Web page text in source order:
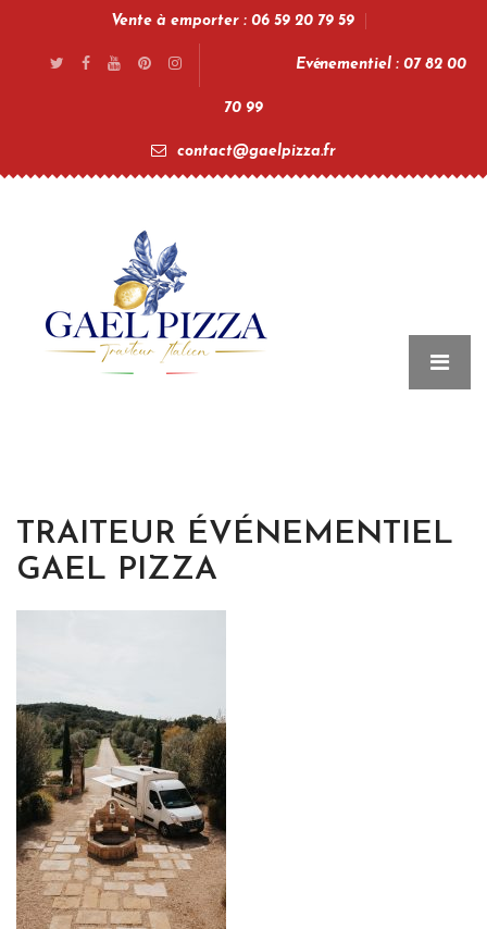
Vente à emporter : 06 59 20 79 59
Evénementiel : 07 82 00
70 99
contact@gaelpizza.fr
TRAITEUR ÉVÉNEMENTIEL
GAEL PIZZA